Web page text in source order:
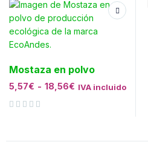
Mostaza en polvo
5,57€ - 18,56€ IVA incluido